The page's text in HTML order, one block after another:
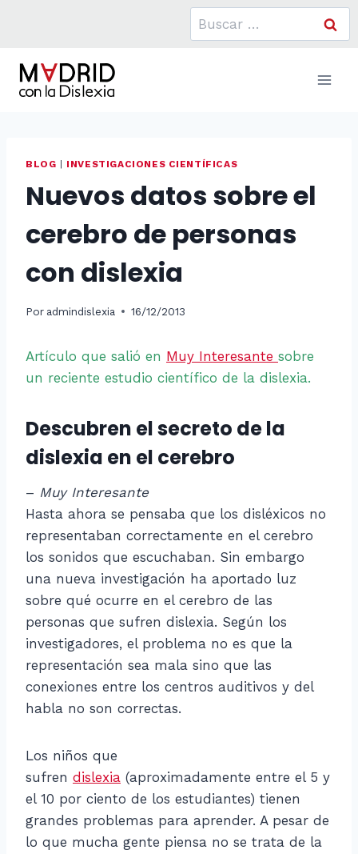
Buscar:
BLOG INVESTIGACIONES CIENTÍFICAS
Nuevos datos sobre el
cerebro de personas
con dislexia
Por admindislexia 16/12/2013
Artículo que salió en Muy Interesante sobre
un reciente estudio científico de la dislexia.
Descubren el secreto de la
dislexia en el cerebro
– Muy Interesante
Hasta ahora se pensaba que los disléxicos no
representaban correctamente en el cerebro
los sonidos que escuchaban. Sin embargo
una nueva investigación ha aportado luz
sobre qué ocurre en el cerebro de las
personas que sufren dislexia. Según los
investigadores, el problema no es que la
representación sea mala sino que las
conexiones entre los centros auditivos y del
habla no son correctas.
Los niños que
sufren dislexia (aproximadamente entre el 5 y
el 10 por ciento de los estudiantes) tienen
grandes problemas para aprender. A pesar de
lo que mucha gente piensa no se trata de la